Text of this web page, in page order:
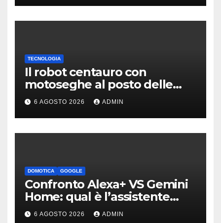
TECNOLOGIA
Il robot centauro con
motoseghe al posto delle
mani è pronto per le missioni
impossibili
6 AGOSTO 2026 ADMIN
DOMOTICA GOOGLE
Confronto Alexa+ VS Gemini
Home: qual è l’assistente
migliore | Video
6 AGOSTO 2026 ADMIN